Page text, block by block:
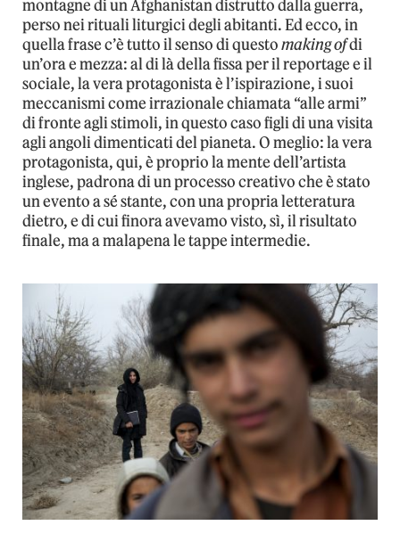
montagne di un Afghanistan distrutto dalla guerra,
perso nei rituali liturgici degli abitanti. Ed ecco, in
quella frase c’è tutto il senso di questomaking ofdi
un’ora e mezza: al di là della fissa per il reportage e il
sociale, la vera protagonista è l’ispirazione, i suoi
meccanismi come irrazionale chiamata “alle armi”
di fronte agli stimoli, in questo caso figli di una visita
agli angoli dimenticati del pianeta. O meglio: la vera
protagonista, qui, è proprio la mente dell’artista
inglese, padrona di un processo creativo che è stato
un evento a sé stante, con una propria letteratura
dietro, e di cui finora avevamo visto, sì, il risultato
finale, ma a malapena le tappe intermedie.